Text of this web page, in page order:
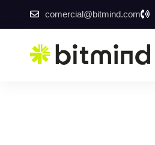
comercial@bitmind.com